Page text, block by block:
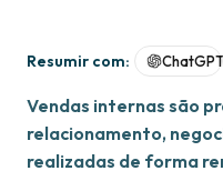
Resumir com: ChatGPT
Vendas internas são
relacionamento,
realizadas de forma